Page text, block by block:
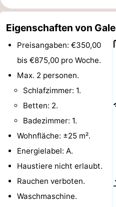
&
Städte
Natur
Führungen
Sport
Schwimmbader
Radfahren
-
Wandern
-
Reiten
-
Eigenschaften von
Preisangaben: €350,00
bis €875,00 pro Woche.
Max. 2 personen.
Schlafzimmer: 1.
Betten: 2.
Badezimmer: 1.
Wohnfläche: ±25 m².
Energielabel: A.
Haustiere nicht erlaubt.
Rauchen verboten.
Waschmaschine.